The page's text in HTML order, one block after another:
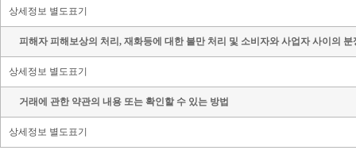
상세정보 별도표기
피해자 피해보상의 처리, 재화등에 대한 불만 처리 및 소비자와 사업자 사이의
상세정보 별도표기
거래에 관한 약관의 내용 또는 확인할 수 있는 방법
상세정보 별도표기